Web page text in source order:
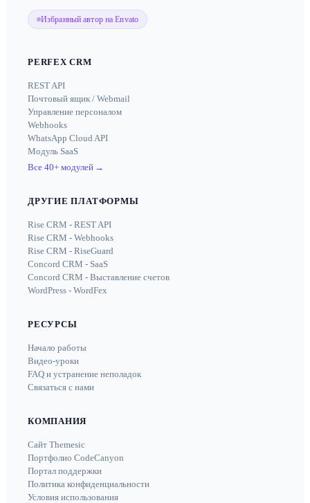
Избранный автор на Envato
PERFEX CRM
REST API
Почтовый ящик / Webmail
Управление персоналом
Webhooks
WhatsApp Cloud API
Модуль SaaS
Все 40+ модулей →
ДРУГИЕ ПЛАТФОРМЫ
Rise CRM - REST API
Rise CRM - Webhooks
Rise CRM - RiseGuard
Concord CRM - SaaS
Concord CRM - Выставление счетов
WordPress - WordFex
РЕСУРСЫ
Начало работы
Видео-уроки
FAQ и устранение неполадок
Связаться с нами
КОМПАНИЯ
Сайт Themesic
Портфолио CodeCanyon
Портал поддержки
Политика конфиденциальности
Условия использования